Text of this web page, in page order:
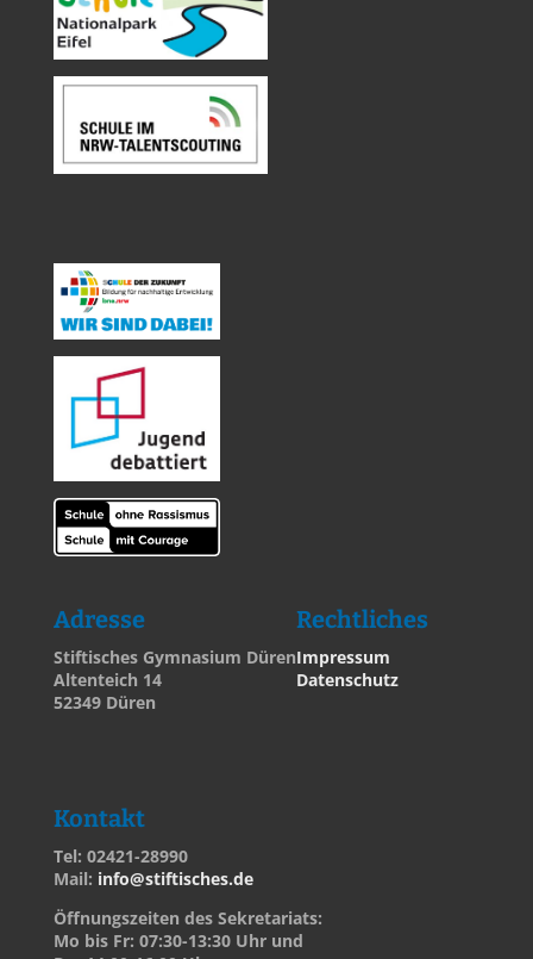
Adresse
Stiftisches Gymnasium Düren
Altenteich 14
52349 Düren
Rechtliches
Impressum
Datenschutz
Kontakt
Tel: 02421-28990
Mail: info@stiftisches.de
Öffnungszeiten des Sekretariats:
Mo bis Fr: 07:30-13:30 Uhr und